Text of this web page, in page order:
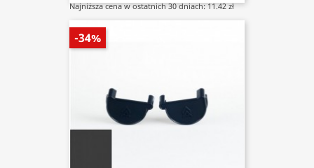
Najniższa cena w ostatnich 30 dniach: 11.42 zł
-34%